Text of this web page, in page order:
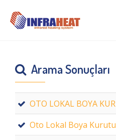
Arama Sonuçları
OTO LOKAL BOYA
Oto Lokal Boya